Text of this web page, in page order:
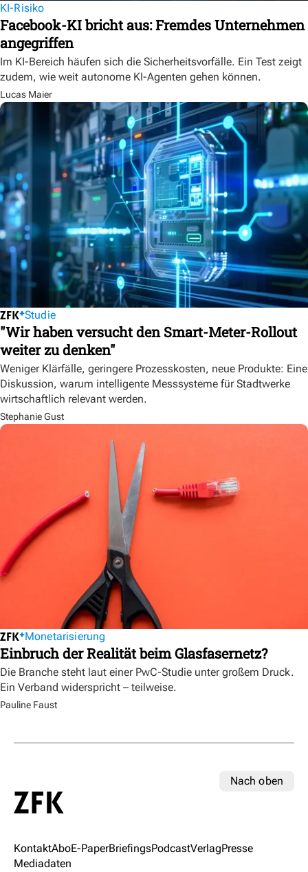
KI-Risiko
Facebook-KI bricht aus: Fremdes Unternehmen
angegriffen
Im KI-Bereich häufen sich die Sicherheitsvorfälle. Ein Test zeigt
zudem, wie weit autonome KI-Agenten gehen können.
Lucas Maier
Studie
"Wir haben versucht den Smart-Meter-Rollout
weiter zu denken"
Weniger Klärfälle, geringere Prozesskosten, neue Produkte: Eine
Diskussion, warum intelligente Messsysteme für Stadtwerke
wirtschaftlich relevant werden.
Stephanie Gust
Monetarisierung
Einbruch der Realität beim Glasfasernetz?
Die Branche steht laut einer PwC-Studie unter großem Druck.
Ein Verband widerspricht – teilweise.
Pauline Faust
Nach oben
KontaktAboE-PaperBriefingsPodcastVerlagPresse
Mediadaten